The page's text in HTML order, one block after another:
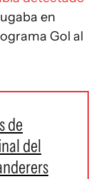
en
Gol al
de
del